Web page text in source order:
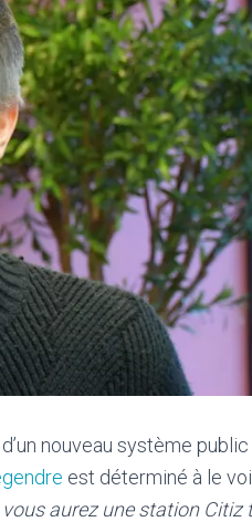
nouveau système public
est déterminé à le
aurez une station Citiz